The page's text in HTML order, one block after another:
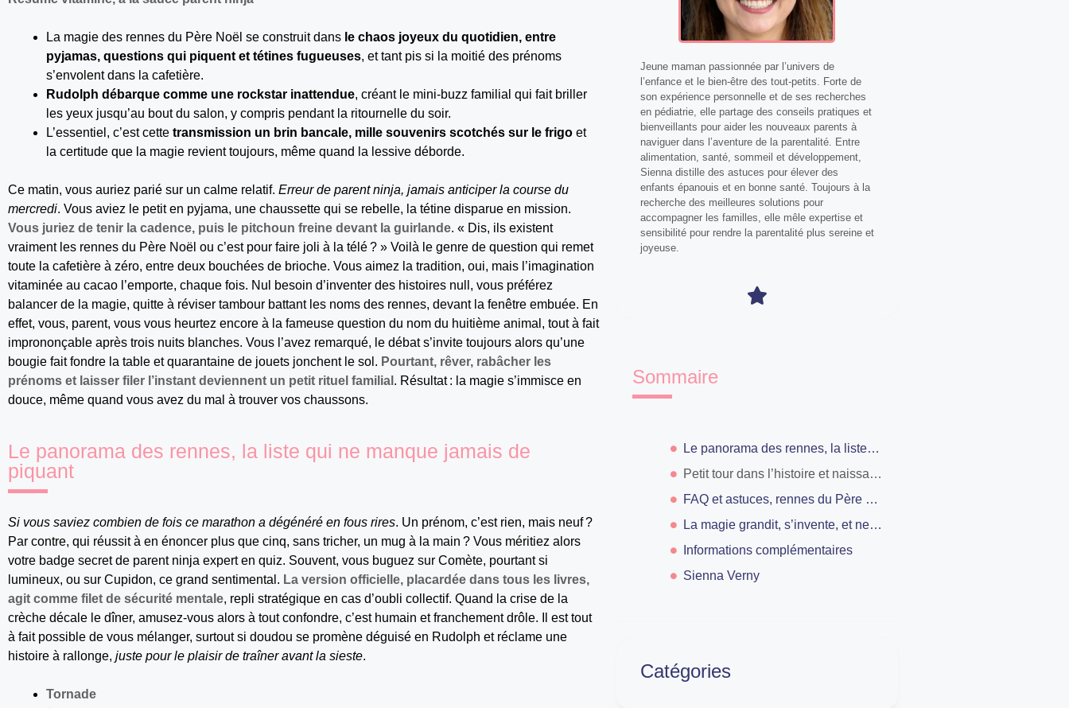
La magie des rennes du Père Noël se construit dans le chaos joyeux du quotidien, entre
pyjamas, questions qui piquent et tétines fugueuses, et tant pis si la moitié des prénoms
s’envolent dans la cafetière.
Rudolph débarque comme une rockstar inattendue, créant le mini-buzz familial qui fait briller
les yeux jusqu’au bout du salon, y compris pendant la ritournelle du soir.
L’essentiel, c’est cette transmission un brin bancale, mille souvenirs scotchés sur le frigo et
la certitude que la magie revient toujours, même quand la lessive déborde.
Ce matin, vous auriez parié sur un calme relatif. Erreur de parent ninja, jamais anticiper la course du
mercredi. Vous aviez le petit en pyjama, une chaussette qui se rebelle, la tétine disparue en mission.
Vous juriez de tenir la cadence, puis le pitchoun freine devant la guirlande. « Dis, ils existent
vraiment les rennes du Père Noël ou c’est pour faire joli à la télé ? » Voilà le genre de question qui remet
toute la cafetière à zéro, entre deux bouchées de brioche. Vous aimez la tradition, oui, mais l’imagination
vitaminée au cacao l’emporte, chaque fois. Nul besoin d’inventer des histoires null, vous préférez
balancer de la magie, quitte à réviser tambour battant les noms des rennes, devant la fenêtre embuée. En
effet, vous, parent, vous vous heurtez encore à la fameuse question du nom du huitième animal, tout à fait
imprononçable après trois nuits blanches. Vous l’avez remarqué, le débat s’invite toujours alors qu’une
bougie fait fondre la table et quarantaine de jouets jonchent le sol. Pourtant, rêver, rabâcher les
prénoms et laisser filer l’instant deviennent un petit rituel familial . Résultat : la magie s’immisce en
douce, même quand vous avez du mal à trouver vos chaussons.
Le panorama des rennes, la liste qui ne manque jamais de
piquant
Si vous saviez combien de fois ce marathon a dégénéré en fous rires. Un prénom, c’est rien, mais neuf ?
Par contre, qui réussit à en énoncer plus que cinq, sans tricher, un mug à la main ? Vous méritiez alors
votre badge secret de parent ninja expert en quiz. Souvent, vous buguez sur Comète, pourtant si
lumineux, ou sur Cupidon, ce grand sentimental. La version officielle, placardée dans tous les livres,
agit comme filet de sécurité mentale, repli stratégique en cas d’oubli collectif. Quand la crise de la
crèche décale le dîner, amusez-vous alors à tout confondre, c’est humain et franchement drôle. Il est tout
à fait possible de vous mélanger, surtout si doudou se promène déguisé en Rudolph et réclame une
histoire à rallonge, juste pour le plaisir de traîner avant la sieste.
Tornade
Jeune maman passionnée par l’univers de
l’enfance et le bien-être des tout-petits. Forte de
son expérience personnelle et de ses recherches
en pédiatrie, elle partage des conseils pratiques et
bienveillants pour aider les nouveaux parents à
naviguer dans l’aventure de la parentalité. Entre
alimentation, santé, sommeil et développement,
Sienna distille des astuces pour élever des
enfants épanouis et en bonne santé. Toujours à la
recherche des meilleures solutions pour
accompagner les familles, elle mêle expertise et
sensibilité pour rendre la parentalité plus sereine et
joyeuse.
Sommaire
Le panorama des rennes, la liste qui ne manque jamais de piquant
Petit tour dans l’histoire et naissance des rennes, pyjama, conte et super-héros
FAQ et astuces, rennes du Père Noël, nuits courtes et fêtes en pagaille
La magie grandit, s’invente, et ne vieillit jamais en famille
Informations complémentaires
Sienna Verny
Catégories